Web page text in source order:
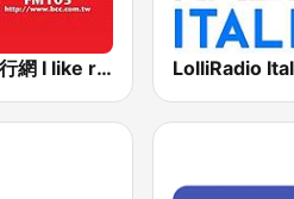
中廣流行網 I like radio LolliRadio